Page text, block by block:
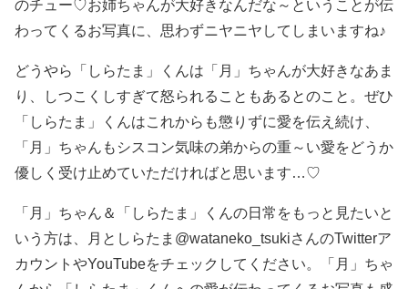
のチュー♡お姉ちゃんが大好きなんだな～ということが伝
わってくるお写真に、思わずニヤニヤしてしまいますね♪
どうやら「しらたま」くんは「月」ちゃんが大好きなあま
り、しつこくしすぎて怒られることもあるとのこと。ぜひ
「しらたま」くんはこれからも懲りずに愛を伝え続け、
「月」ちゃんもシスコン気味の弟からの重～い愛をどうか
優しく受け止めていただければと思います…♡
「月」ちゃん＆「しらたま」くんの日常をもっと見たいと
いう方は、月としらたま@wataneko_tsukiさんのTwitterア
カウントやYouTubeをチェックしてください。「月」ちゃ